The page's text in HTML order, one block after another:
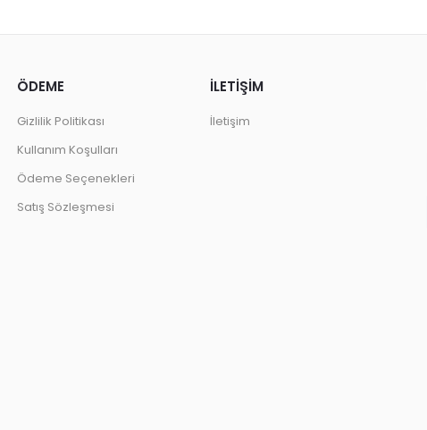
ÖDEME
Gizlilik Politikası
Kullanım Koşulları
Ödeme Seçenekleri
Satış Sözleşmesi
İLETİŞİM
İletişim